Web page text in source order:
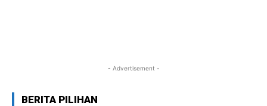
- Advertisement -
BERITA PILIHAN